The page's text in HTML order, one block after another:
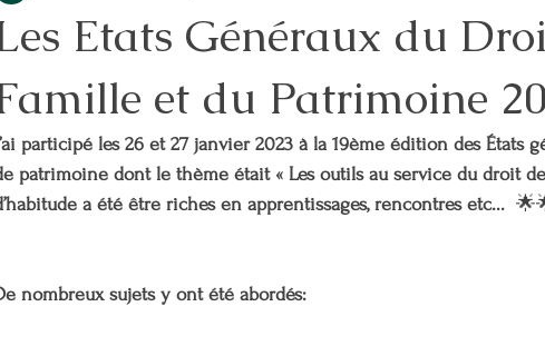
PARENT FAMILLE
PARENTALE parentalité Coparentalité COACHING
Etats Généraux du
et du Patrimoine
participé les 26 et 27 janvier 2023 à la 19ème édition des États
patrimoine dont le thème était « Les outils au service du droit
a été être riches en apprentissages, rencontres etc...
nombreux sujets y ont été abordés: